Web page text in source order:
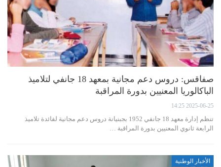
صفاقس: دروس دعم مجانية بمعهد 18 جانفي لتلاميذ
الباكالوريا المعنيين بدورة المراقبة
2025-06-25 14:25
تنظم إدارة معهد 18 جانفي 1952 بجبنيانة دروس دعم مجانية لفائدة تلاميذ
الرابعة ثانوي المعنيين بدورة المراقبة …
الأخبار الوطنية